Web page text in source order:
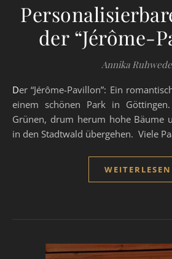
der “Jérôme-
Annika
Der “Jérôme-Pavillon”: Ein romantischer kleiner Pavillon in
einem schönen Park in
Grünen, drum herum hohe Bäume
in den Stadtwald übergehen. Viele
WEITERLESEN